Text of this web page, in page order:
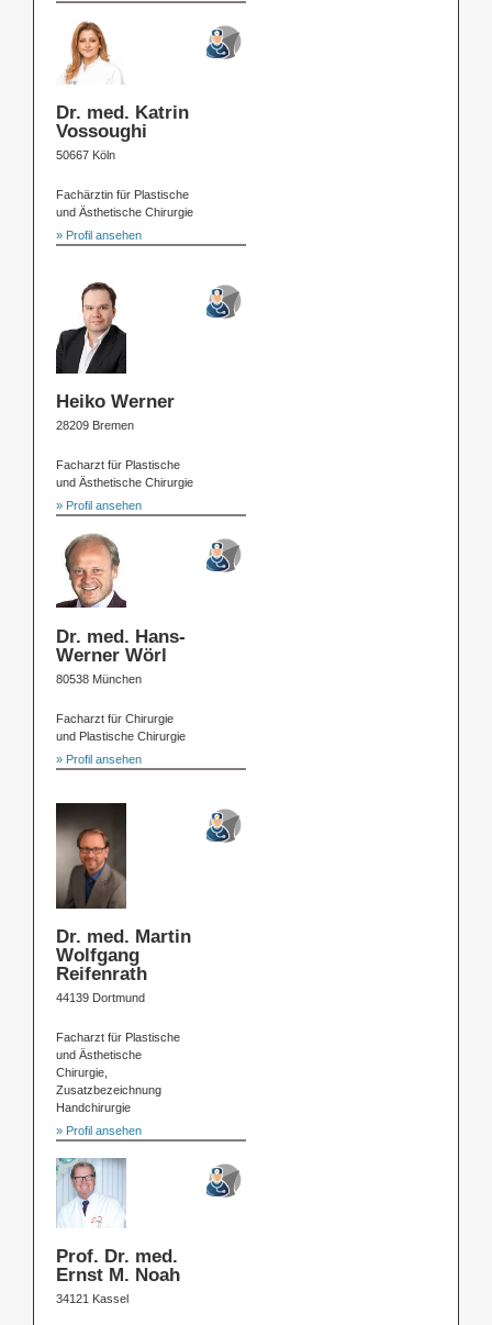
Dr. med. Katrin
Vossoughi
50667 Köln
Fachärztin für Plastische
und Ästhetische Chirurgie
» Profil ansehen
Heiko Werner
28209 Bremen
Facharzt für Plastische
und Ästhetische Chirurgie
» Profil ansehen
Dr. med. Hans-
Werner Wörl
80538 München
Facharzt für Chirurgie
und Plastische Chirurgie
» Profil ansehen
Dr. med. Martin
Wolfgang
Reifenrath
44139 Dortmund
Facharzt für Plastische
und Ästhetische
Chirurgie,
Zusatzbezeichnung
Handchirurgie
» Profil ansehen
Prof. Dr. med.
Ernst M. Noah
34121 Kassel